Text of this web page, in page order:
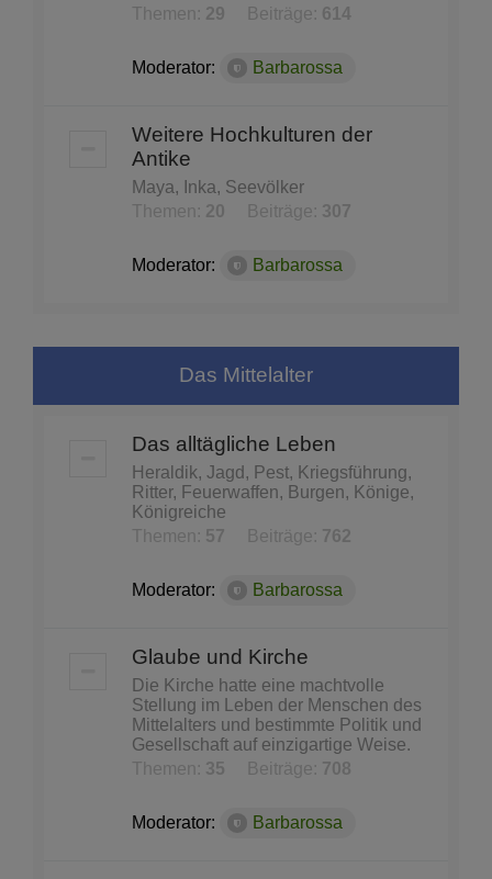
Themen: 29 Beiträge: 614
Moderator: Barbarossa
Weitere Hochkulturen der
Antike
Maya, Inka, Seevölker
Themen: 20 Beiträge: 307
Moderator: Barbarossa
Das Mittelalter
Das alltägliche Leben
Heraldik, Jagd, Pest, Kriegsführung,
Ritter, Feuerwaffen, Burgen, Könige,
Königreiche
Themen: 57 Beiträge: 762
Moderator: Barbarossa
Glaube und Kirche
Die Kirche hatte eine machtvolle
Stellung im Leben der Menschen des
Mittelalters und bestimmte Politik und
Gesellschaft auf einzigartige Weise.
Themen: 35 Beiträge: 708
Moderator: Barbarossa